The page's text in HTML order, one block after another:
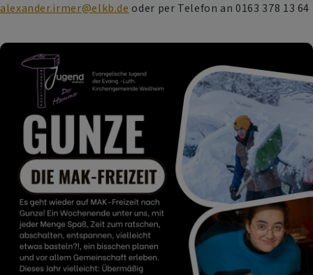
alexander.irmer@elkb.de oder per Telefon an 0163 378 13 64